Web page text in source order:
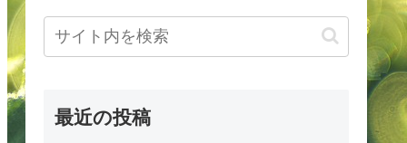
最近の投稿